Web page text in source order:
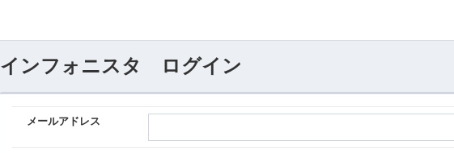
インフォニスタ ログイン
メールアドレス